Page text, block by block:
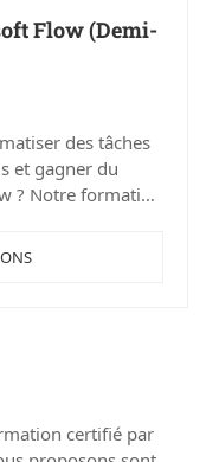
Flow (Demi-
des tâches
et gagner du
? Notre formation
certifié par